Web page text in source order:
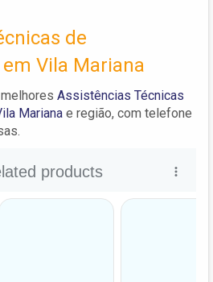
de
Vila Mariana
Assistências Técnicas
Mariana e região, com telefone